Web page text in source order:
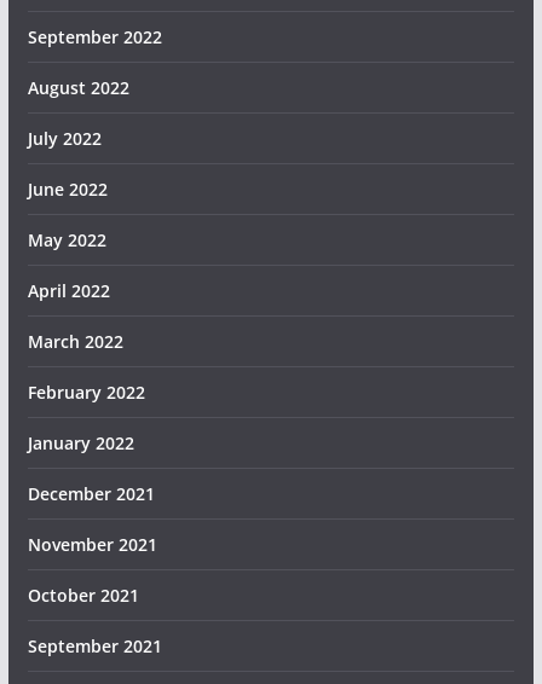
September 2022
August 2022
July 2022
June 2022
May 2022
April 2022
March 2022
February 2022
January 2022
December 2021
November 2021
October 2021
September 2021